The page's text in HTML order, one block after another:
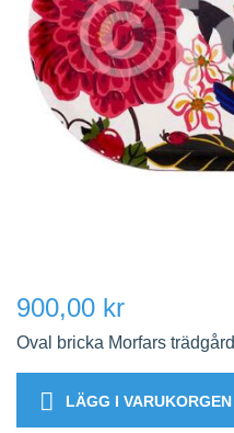
900,00 kr
Oval bricka Morfars trädgård
LÄGG I VARUKORGEN